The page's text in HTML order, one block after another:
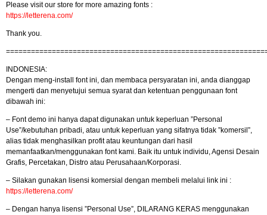
Please visit our store for more amazing fonts :
https://letterena.com/
Thank you.
INDONESIA:
Dengan meng-install font ini, dan membaca persyaratan ini, anda dianggap
mengerti dan menyetujui semua syarat dan ketentuan penggunaan font
dibawah ini:
– Font demo ini hanya dapat digunakan untuk keperluan ”Personal
Use”/kebutuhan pribadi, atau untuk keperluan yang sifatnya tidak ”komersil”,
alias tidak menghasilkan profit atau keuntungan dari hasil
memanfaatkan/menggunakan font kami. Baik itu untuk individu, Agensi Desain
Grafis, Percetakan, Distro atau Perusahaan/Korporasi.
– Silakan gunakan lisensi komersial dengan membeli melalui link ini :
https://letterena.com/
– Dengan hanya lisensi ”Personal Use”, DILARANG KERAS menggunakan